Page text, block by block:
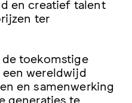
en creatief talent
ter
toekomstige
wereldwijd
en samenwerking
generaties te